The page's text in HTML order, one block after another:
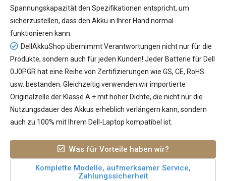
Spannungskapazität den Spezifikationen entspricht, um
sicherzustellen, dass den Akku in Ihrer Hand normal
funktionieren kann.
DellAkkuShop übernimmt Verantwortungen nicht nur für die
Produkte, sondern auch für jeden Kunden! Jeder Batterie für Dell
0J0PGR hat eine Reihe von Zertifizierungen wie GS, CE, RoHS
usw. bestanden. Gleichzeitig verwenden wir importierte
Originalzelle der Klasse A + mit hoher Dichte, die nicht nur die
Nutzungsdauer des Akkus erheblich verlängern kann, sondern
auch zu 100% mit Ihrem Dell-Laptop kompatibel ist.
Was für Vorteile haben wir?
Komplette Modelle, aufmerksamer Service,
Zahlungssicherheit